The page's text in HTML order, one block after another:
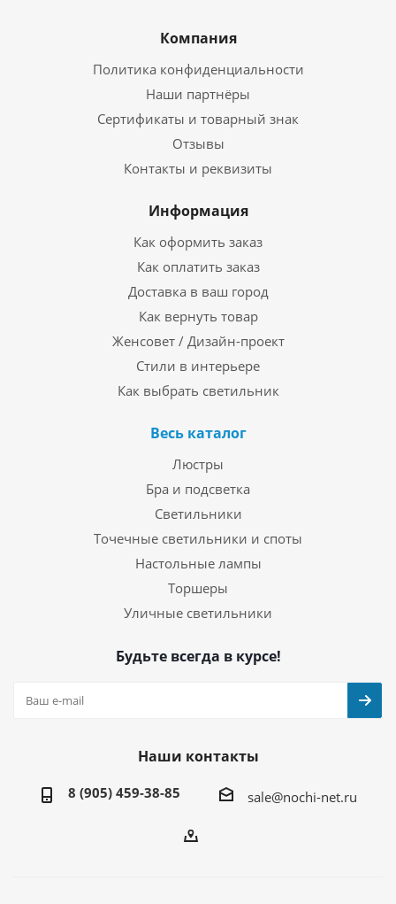
Компания
Политика конфиденциальности
Наши партнёры
Сертификаты и товарный знак
Отзывы
Контакты и реквизиты
Информация
Как оформить заказ
Как оплатить заказ
Доставка в ваш город
Как вернуть товар
Женсовет / Дизайн-проект
Стили в интерьере
Как выбрать светильник
Весь каталог
Люстры
Бра и подсветка
Светильники
Точечные светильники и споты
Настольные лампы
Торшеры
Уличные светильники
Будьте всегда в курсе!
Наши контакты
8 (905) 459-38-85 sale@nochi-net.ru